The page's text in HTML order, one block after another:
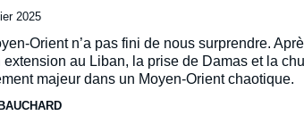
2025
Orient n’a pas fini de nous surprendre.
extension au Liban, la prise de Damas et la
majeur dans un Moyen-Orient chaotique.